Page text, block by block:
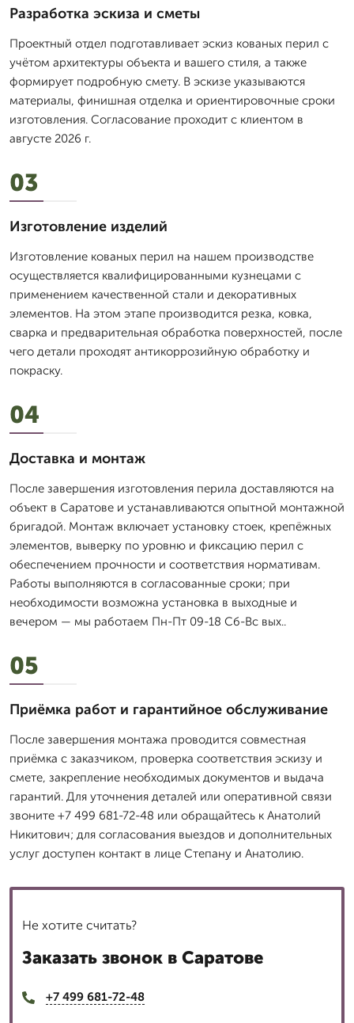
Разработка эскиза и сметы
Проектный отдел подготавливает эскиз кованых перил с
учётом архитектуры объекта и вашего стиля, а также
формирует подробную смету. В эскизе указываются
материалы, финишная отделка и ориентировочные сроки
изготовления. Согласование проходит с клиентом в
августе 2026 г.
03
Изготовление изделий
Изготовление кованых перил на нашем производстве
осуществляется квалифицированными кузнецами с
применением качественной стали и декоративных
элементов. На этом этапе производится резка, ковка,
сварка и предварительная обработка поверхностей, после
чего детали проходят антикоррозийную обработку и
покраску.
04
Доставка и монтаж
После завершения изготовления перила доставляются на
объект в Саратове и устанавливаются опытной монтажной
бригадой. Монтаж включает установку стоек, крепёжных
элементов, выверку по уровню и фиксацию перил с
обеспечением прочности и соответствия нормативам.
Работы выполняются в согласованные сроки; при
необходимости возможна установка в выходные и
вечером — мы работаем Пн-Пт 09-18 Сб-Вс вых..
05
Приёмка работ и гарантийное обслуживание
После завершения монтажа проводится совместная
приёмка с заказчиком, проверка соответствия эскизу и
смете, закрепление необходимых документов и выдача
гарантий. Для уточнения деталей или оперативной связи
звоните +7 499 681-72-48 или обращайтесь к Анатолий
Никитович; для согласования выездов и дополнительных
услуг доступен контакт в лице Степану и Анатолию.
Не хотите считать?
Заказать звонок в Саратове
+7 499 681-72-48